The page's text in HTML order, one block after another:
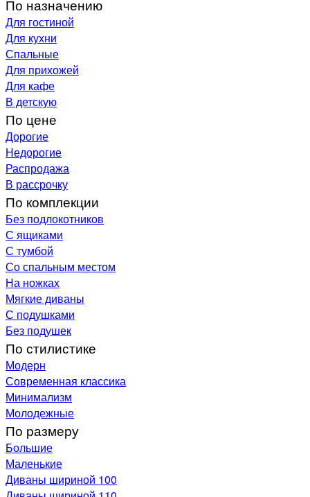
По назначению
Для гостиной
Для кухни
Спальные
Для прихожей
Для кафе
В детскую
По цене
Дорогие
Недорогие
Распродажа
В рассрочку
По комплекции
Без подлокотников
С ящиками
С тумбой
Со спальным местом
На ножках
Мягкие диваны
С подушками
Без подушек
По стилистике
Модерн
Современная классика
Минимализм
Молодежные
По размеру
Большие
Маленькие
Диваны шириной 100